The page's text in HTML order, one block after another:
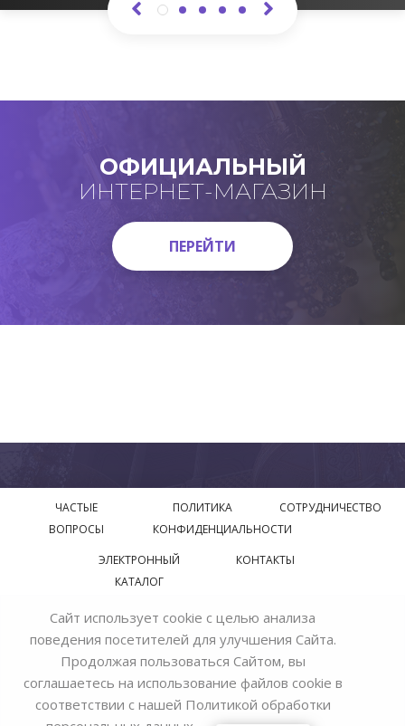
ОФИЦИАЛЬНЫЙ
ИНТЕРНЕТ-МАГАЗИН
ПЕРЕЙТИ
ПЕРЕЙТИ
ЧАСТЫЕ
ВОПРОСЫ
ПОЛИТИКА
КОНФИДЕНЦИАЛЬНОСТИ
СОТРУДНИЧЕСТВО
ЭЛЕКТРОННЫЙ
КАТАЛОГ
КОНТАКТЫ
© 2018—2026 Официальный сайт завода производителя
Bohemia Ivele Crystal
Сайт использует cookie с целью анализа
поведения посетителей для улучшения Сайта.
Продолжая пользоваться Сайтом, вы
соглашаетесь на использование файлов cookie в
соответствии с нашей Политикой обработки